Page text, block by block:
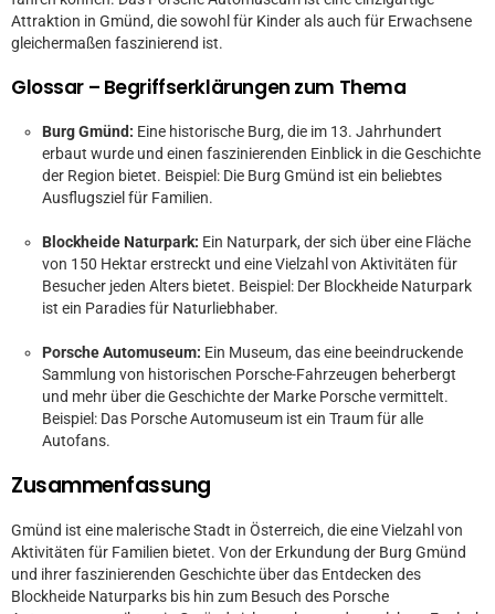
Attraktion in Gmünd, die sowohl für Kinder als auch für Erwachsene
gleichermaßen faszinierend ist.
Glossar – Begriffserklärungen zum Thema
Burg Gmünd: Eine historische Burg, die im 13. Jahrhundert
erbaut wurde und einen faszinierenden Einblick in die Geschichte
der Region bietet. Beispiel: Die Burg Gmünd ist ein beliebtes
Ausflugsziel für Familien.
Blockheide Naturpark: Ein Naturpark, der sich über eine Fläche
von 150 Hektar erstreckt und eine Vielzahl von Aktivitäten für
Besucher jeden Alters bietet. Beispiel: Der Blockheide Naturpark
ist ein Paradies für Naturliebhaber.
Porsche Automuseum: Ein Museum, das eine beeindruckende
Sammlung von historischen Porsche-Fahrzeugen beherbergt
und mehr über die Geschichte der Marke Porsche vermittelt.
Beispiel: Das Porsche Automuseum ist ein Traum für alle
Autofans.
Zusammenfassung
Gmünd ist eine malerische Stadt in Österreich, die eine Vielzahl von
Aktivitäten für Familien bietet. Von der Erkundung der Burg Gmünd
und ihrer faszinierenden Geschichte über das Entdecken des
Blockheide Naturparks bis hin zum Besuch des Porsche